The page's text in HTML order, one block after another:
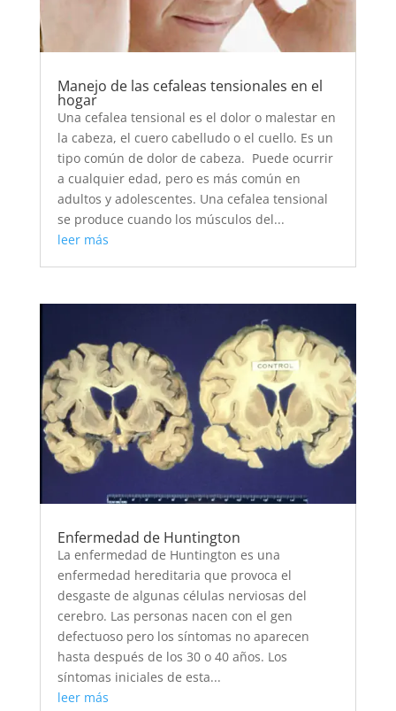
Manejo de las cefaleas tensionales en el
hogar
Una cefalea tensional es el dolor o malestar en
la cabeza, el cuero cabelludo o el cuello. Es un
tipo común de dolor de cabeza. Puede ocurrir
a cualquier edad, pero es más común en
adultos y adolescentes. Una cefalea tensional
se produce cuando los músculos del...
leer más
Enfermedad de Huntington
La enfermedad de Huntington es una
enfermedad hereditaria que provoca el
desgaste de algunas células nerviosas del
cerebro. Las personas nacen con el gen
defectuoso pero los síntomas no aparecen
hasta después de los 30 o 40 años. Los
síntomas iniciales de esta...
leer más